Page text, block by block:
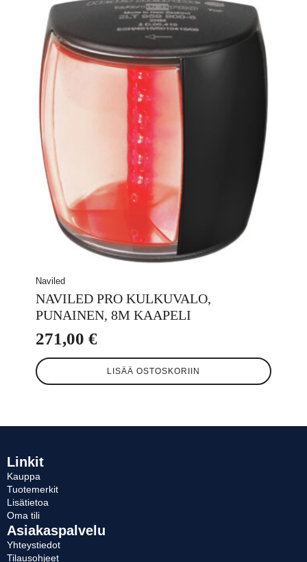
Naviled
NAVILED PRO KULKUVALO,
PUNAINEN, 8M KAAPELI
271,00 €
LISÄÄ OSTOSKORIIN
Linkit
Kauppa
Tuotemerkit
Lisätietoa
Oma tili
Asiakaspalvelu
Yhteystiedot
Tilausohjeet